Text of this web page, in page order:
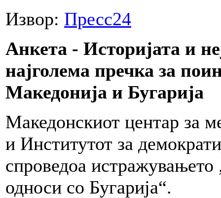
Извор: Пресс24
Анкета - Историјата и
најголема пречка за
Македонија и Бугарија
Македонскиот центар за
и Институтот за
спроведоа истражувањето
односи со Бугарија“.